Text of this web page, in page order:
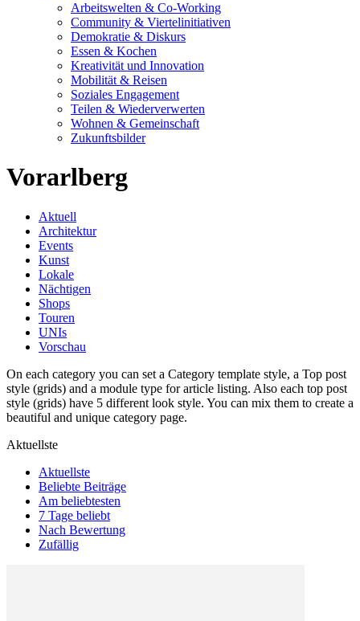
Arbeitswelten & Co-Working
Community & Viertelinitiativen
Demokratie & Diskurs
Essen & Kochen
Kreativität und Innovation
Mobilität & Reisen
Soziales Engagement
Teilen & Wiederverwerten
Wohnen & Gemeinschaft
Zukunftsbilder
Vorarlberg
Aktuell
Architektur
Events
Kunst
Lokale
Nächtigen
Shops
Touren
UNIs
Vorschau
On each category you can set a Category template style, a Top post
style (grids) and a module type for article listing. Also each top post
style (grids) have 5 different look style. You can mix them to create a
beautiful and unique category page.
Aktuellste
Aktuellste
Beliebte Beiträge
Am beliebtesten
7 Tage beliebt
Nach Bewertung
Zufällig